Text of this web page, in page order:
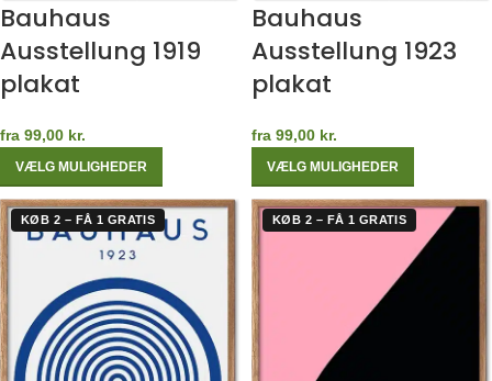
Bauhaus
Ausstellung 1919
plakat
fra 99,00 kr.
VÆLG MULIGHEDER
Bauhaus
Ausstellung 1923
plakat
fra 99,00 kr.
VÆLG MULIGHEDER
KØB 2 – FÅ 1 GRATIS KØB 2 – FÅ 1 GRATIS